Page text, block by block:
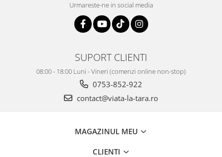
Urmareste-ne in social media
SUPORT CLIENTI
08:00 - 18:00 Luni - Vineri (comenzi online non-stop)
0753-852-922
contact@viata-la-tara.ro
MAGAZINUL MEU
CLIENTI